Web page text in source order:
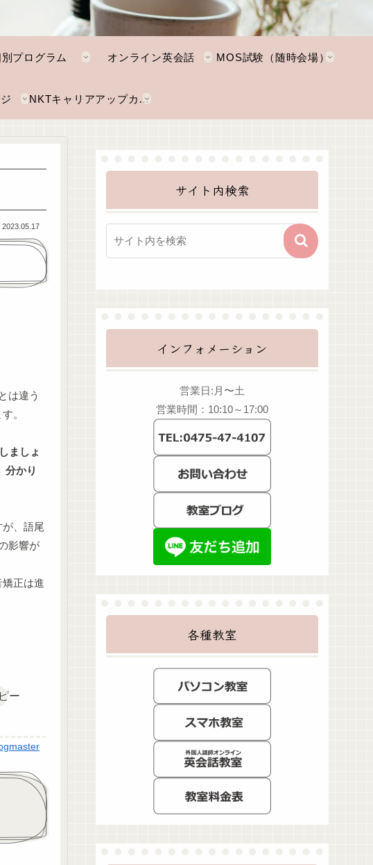
プログラム オンライン英会話 MOS試験（随時会場）
NKTキャリアアップカレッジ
2023.05.17
は違う
。
ましょ
分かり
、語尾
影響が
正は進
ー
サイト内検索
インフォメーション
営業日:月〜土
営業時間：10:10～17:00
各種教室